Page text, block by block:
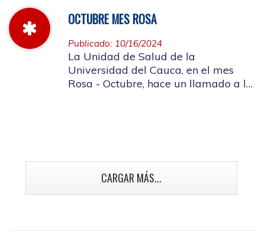
OCTUBRE MES ROSA
Publicado: 10/16/2024
La Unidad de Salud de la
Universidad del Cauca, en el mes
Rosa - Octubre, hace un llamado a la
CARGAR MÁS...